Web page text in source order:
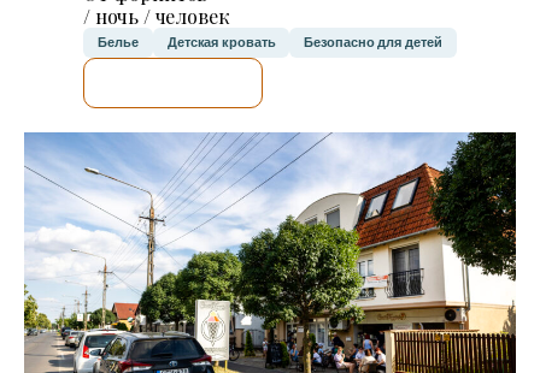
/ ночь / человек
Белье Детская кровать Безопасно для детей